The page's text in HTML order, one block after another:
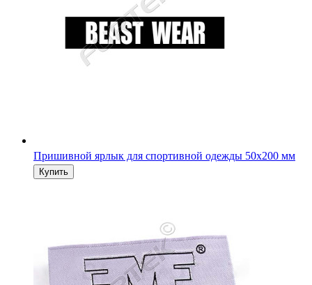
Пришивной ярлык для спортивной одежды 50х200 мм